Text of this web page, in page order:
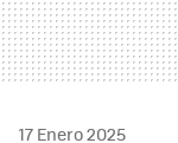
17 Enero 2025